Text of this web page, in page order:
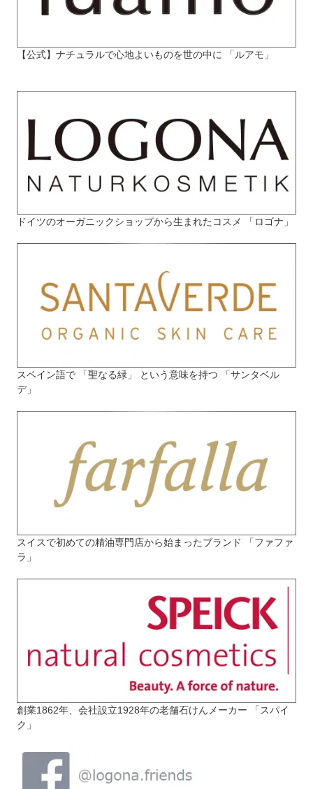
【公式】ナチュラルで心地よいものを世の中に 「ルアモ」
ドイツのオーガニックショップから生まれたコスメ 「ロゴナ」
スペイン語で 「聖なる緑」 という意味を持つ 「サンタベル
デ」
スイスで初めての精油専門店から始まったブランド 「ファファ
ラ」
創業1862年、会社設立1928年の老舗石けんメーカー 「スパイ
ク」